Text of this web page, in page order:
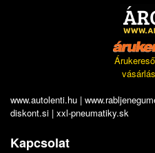
www.autolenti.hu |
diskont.si | xxl-pneumatiky.sk
Kapcsolat